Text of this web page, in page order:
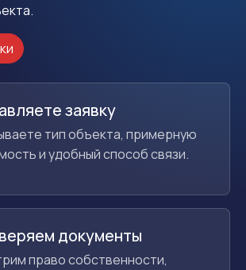
заявку
тип объекта, примерную
и удобный способ связи.
документы
право собственности,